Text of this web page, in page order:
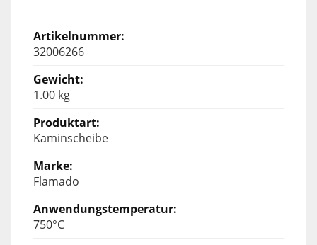
32006266
1.00 kg
Kaminscheibe
Flamado
750°C